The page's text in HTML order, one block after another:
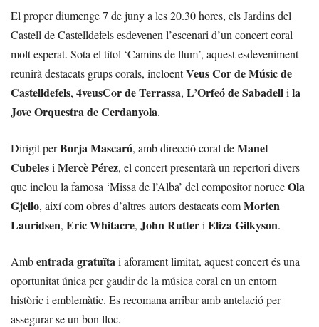
El proper diumenge 7 de juny a les 20.30 hores, els Jardins del
Castell de Castelldefels esdevenen l’escenari d’un concert coral
molt esperat. Sota el títol ‘Camins de llum’, aquest esdeveniment
reunirà destacats grups corals, incloentVeus Cor de Músic de
Castelldefels, 4veusCor de Terrassa, L’Orfeó de Sabadelli la
Jove Orquestra de Cerdanyola.
Dirigit perBorja Mascaró, amb direcció coral deManel
Cubelesi Mercè Pérez, el concert presentarà un repertori divers
que inclou la famosa ‘Missa de l’Alba’ del compositor noruecOla
Gjeilo, així com obres d’altres autors destacats comMorten
Lauridsen, Eric Whitacre, John Rutteri Eliza Gilkyson.
Ambentrada gratuïtai aforament limitat, aquest concert és una
oportunitat única per gaudir de la música coral en un entorn
històric i emblemàtic. Es recomana arribar amb antelació per
assegurar-se un bon lloc.